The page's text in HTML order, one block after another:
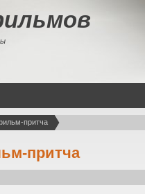
притча
притча